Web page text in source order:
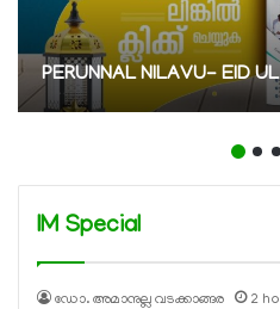
PERUNNAL NILAVU- EID
IM Special
ഡോ. അമാനുല്ല വടക്കാങ്ങര 2